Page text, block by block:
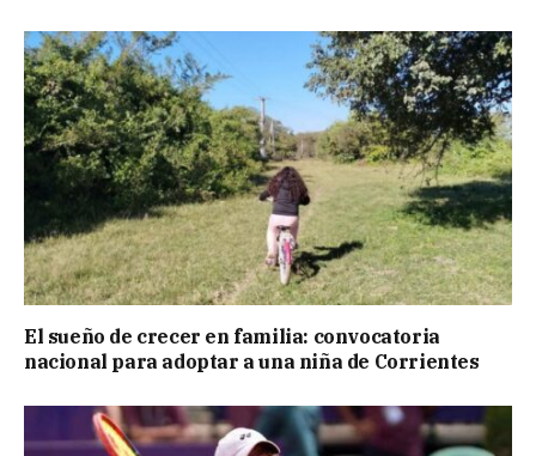
El sueño de crecer en familia: convocatoria
nacional para adoptar a una niña de Corrientes